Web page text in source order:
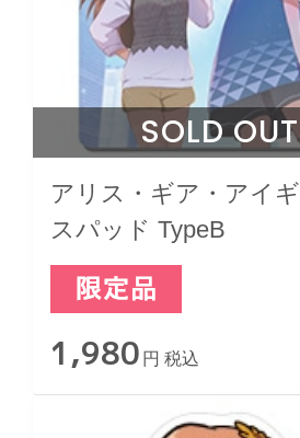
SOLD OUT
アリス・ギア・アイ
スパッド TypeB
1,980 円 税込